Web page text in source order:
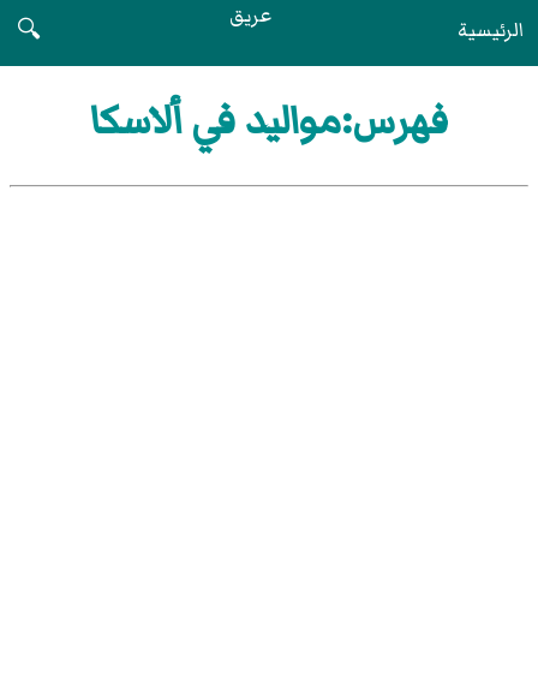
الرئيسية عريق
🔍
فهرس:مواليد في ألاسكا